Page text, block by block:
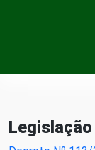
Legislação